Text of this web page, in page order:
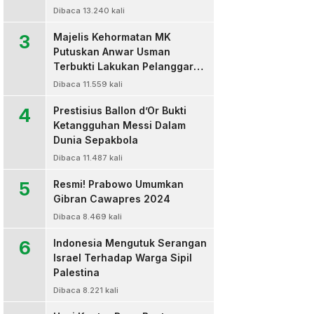
Dibaca 13.240 kali
3
Majelis Kehormatan MK
Putuskan Anwar Usman
Terbukti Lakukan Pelanggaran
Berat Kode Etik dan
Dibaca 11.559 kali
4
Prestisius Ballon d’Or Bukti
Ketangguhan Messi Dalam
Dunia Sepakbola
Dibaca 11.487 kali
5
Resmi! Prabowo Umumkan
Gibran Cawapres 2024
Dibaca 8.469 kali
6
Indonesia Mengutuk Serangan
Israel Terhadap Warga Sipil
Palestina
Dibaca 8.221 kali